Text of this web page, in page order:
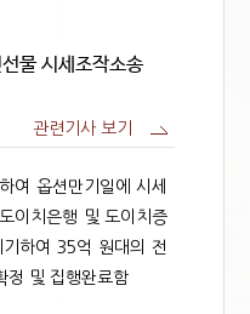
물 시세조작소송
관련기사 보기
여 옵션만기일에 시세
이치은행 및 도이치증
하여 35억 원대의 전
정 및 집행완료함